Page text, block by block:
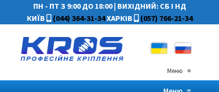
ПН - ПТ З 9:00 ДО 18:00| ВИХІДНИЙ: СБ І НД
КИЇВ
(044) 364-31-34ХАРКІВ (057) 766-21-34
Меню≡